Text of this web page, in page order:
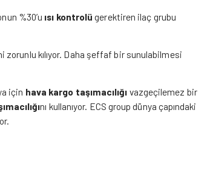
%30’u ısı kontrolü gerektiren ilaç grubu
kılıyor. Daha şeffaf bir sunulabilmesi
için hava kargo taşımacılığı vazgeçilemez bir
nı kullanıyor. ECS group dünya çapındaki